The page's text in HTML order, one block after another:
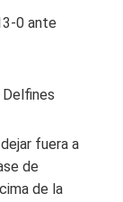
0 ante
Delfines
fuera a
de
de la